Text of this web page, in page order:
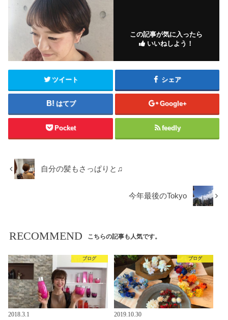
この記事が気に入ったら
いいねしよう！
ツイート シェア
はてブ Google+
Pocket feedly
自分の髪もさっぱりと♫
今年最後のTokyo
RECOMMEND こちらの記事も人気です。
ブログ
2018.3.1
ブログ
2019.10.30